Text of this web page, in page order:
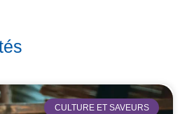
CULTURE ET SAVEURS